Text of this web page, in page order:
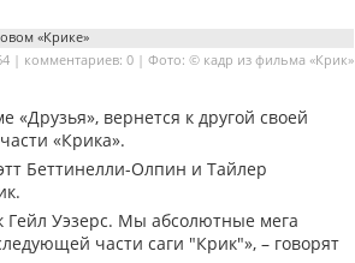
| комментариев: 0 | Фото: © кадр из фильма «Крик»
вернется к другой своей
«Крика».
Беттинелли-Олпин и Тайлер
Гейл Уэзерс. Мы абсолютные мега
части саги "Крик"», – говорят